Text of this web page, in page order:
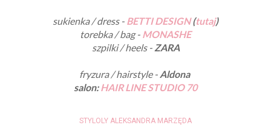
sukienka / dress - BETTI DESIGN(tutaj)
torebka / bag - MONASHE
szpilki / heels - ZARA
fryzura / hairstyle - Aldona
salon: HAIR LINE STUDIO 70
STYLOLY ALEKSANDRA MARZĘDA